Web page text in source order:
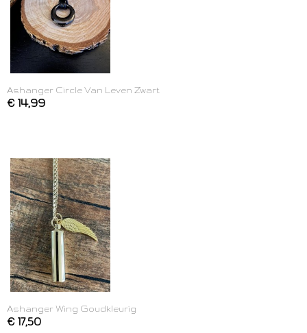
Ashanger Circle Van Leven Zwart
€ 14,99
Ashanger Wing Goudkleurig
€ 17,50